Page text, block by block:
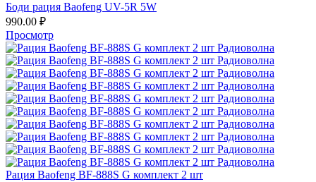
Боди рация Baofeng UV-5R 5W
990.00 ₽
Просмотр
Рация Baofeng BF-888S G комплект 2 шт